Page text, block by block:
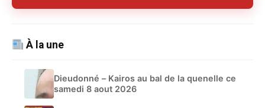
À la une
Dieudonné – Kairos au bal de la quenelle ce
samedi 8 aout 2026